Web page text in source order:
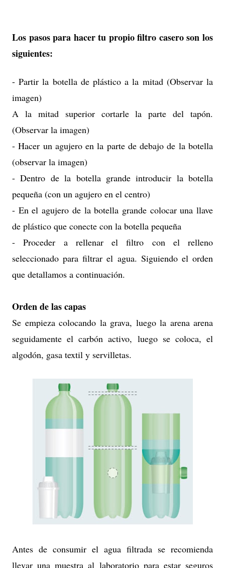
Los pasos para hacer tu propio filtro casero son los
siguientes:
- Partir la botella de plástico a la mitad (Observar la
imagen)
A la mitad superior cortarle la parte del tapón.
(Observar la imagen)
- Hacer un agujero en la parte de debajo de la botella
(observar la imagen)
- Dentro de la botella grande introducir la botella
pequeña (con un agujero en el centro)
- En el agujero de la botella grande colocar una llave
de plástico que conecte con la botella pequeña
- Proceder a rellenar el filtro con el relleno
seleccionado para filtrar el agua. Siguiendo el orden
que detallamos a continuación.
Orden de las capas
Se empieza colocando la grava, luego la arena arena
seguidamente el carbón activo, luego se coloca, el
algodón, gasa textil y servilletas.
Antes de consumir el agua filtrada se recomienda
llevar una muestra al laboratorio para estar seguros